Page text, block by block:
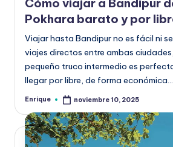
Pokhara barato y por
Viajar hasta Bandipur no es fácil ni
viajes directos entre ambas
pequeño truco intermedio es
llegar por libre, de forma económica…
Publicado
Enrique noviembre 10, 2025